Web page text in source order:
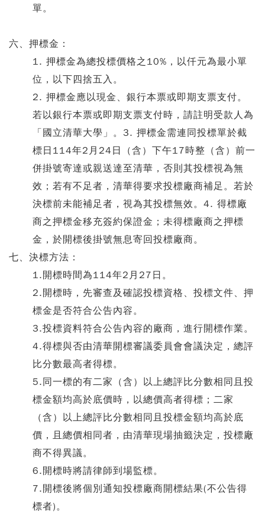
單。
六、押標金：
1. 押標金為總投標價格之10%，以仟元為最小單
位，以下四捨五入。
2. 押標金應以現金、銀行本票或即期支票支付。
若以銀行本票或即期支票支付時，請註明受款人為
「國立清華大學」。3. 押標金需連同投標單於截
標日114年2月24日（含）下午17時整（含）前一
併掛號寄達或親送達至清華，否則其投標視為無
效；若有不足者，清華得要求投標廠商補足。若於
決標前未能補足者，視為其投標無效。4. 得標廠
商之押標金移充簽約保證金；未得標廠商之押標
金，於開標後掛號無息寄回投標廠商。
七、決標方法：
1.開標時間為114年2月27日。
2.開標時，先審查及確認投標資格、投標文件、押
標金是否符合公告內容。
3.投標資料符合公告內容的廠商，進行開標作業。
4.得標與否由清華開標審議委員會會議決定，總評
比分數最高者得標。
5.同一標的有二家（含）以上總評比分數相同且投
標金額均高於底價時，以總價高者得標；二家
（含）以上總評比分數相同且投標金額均高於底
價，且總價相同者，由清華現場抽籤決定，投標廠
商不得異議。
6.開標時將請律師到場監標。
7.開標後將個別通知投標廠商開標結果(不公告得
標者)。